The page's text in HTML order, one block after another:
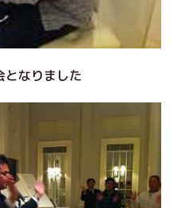
となりました